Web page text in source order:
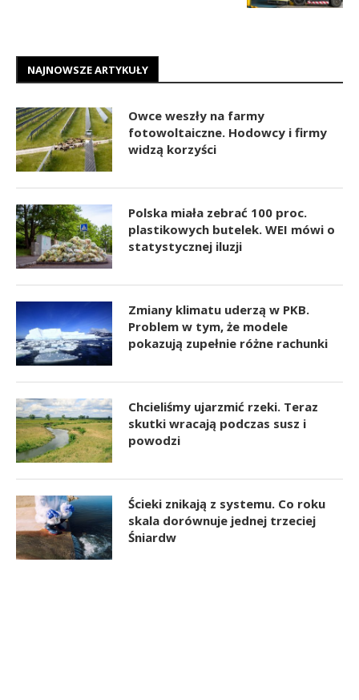
NAJNOWSZE ARTYKUŁY
Owce weszły na farmy
fotowoltaiczne. Hodowcy i firmy
widzą korzyści
Polska miała zebrać 100 proc.
plastikowych butelek. WEI mówi o
statystycznej iluzji
Zmiany klimatu uderzą w PKB.
Problem w tym, że modele
pokazują zupełnie różne rachunki
Chcieliśmy ujarzmić rzeki. Teraz
skutki wracają podczas susz i
powodzi
Ścieki znikają z systemu. Co roku
skala dorównuje jednej trzeciej
Śniardw